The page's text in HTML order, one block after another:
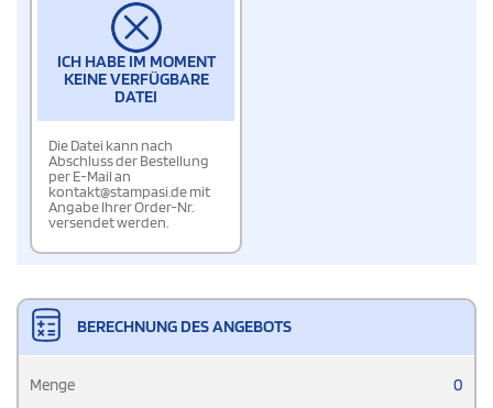
ICH HABE IM MOMENT
KEINE VERFÜGBARE
DATEI
Die Datei kann nach
Abschluss der Bestellung
per E-Mail an
kontakt@stampasi.de mit
Angabe Ihrer Order-Nr.
versendet werden.
BERECHNUNG DES ANGEBOTS
Menge 0